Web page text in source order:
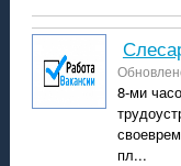
8-ми
пл...